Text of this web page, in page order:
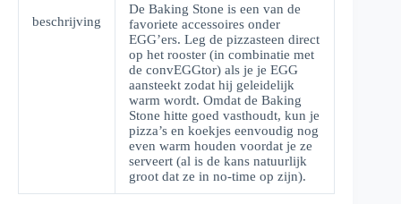
beschrijving
De Baking Stone is een van de
favoriete accessoires onder
EGG’ers. Leg de pizzasteen direct
op het rooster (in combinatie met
de convEGGtor) als je je EGG
aansteekt zodat hij geleidelijk
warm wordt. Omdat de Baking
Stone hitte goed vasthoudt, kun je
pizza’s en koekjes eenvoudig nog
even warm houden voordat je ze
serveert (al is de kans natuurlijk
groot dat ze in no-time op zijn).